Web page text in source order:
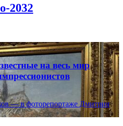
2032
на весь мир
— в фоторепортаже Дмитрия